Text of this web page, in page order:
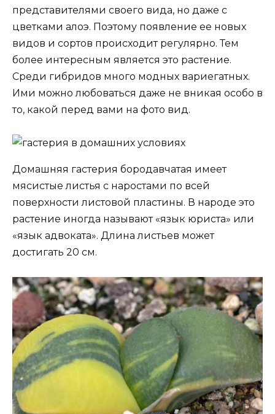
представителями своего вида, но даже с
цветками алоэ. Поэтому появление ее новых
видов и сортов происходит регулярно. Тем
более интересным является это растение.
Среди гибридов много модных вариегатных.
Ими можно любоваться даже не вникая особо в
то, какой перед вами на фото вид.
Домашняя гастерия бородавчатая имеет
мясистые листья с наростами по всей
поверхности листовой пластины. В народе это
растение иногда называют «язык юриста» или
«язык адвоката». Длина листьев может
достигать 20 см.